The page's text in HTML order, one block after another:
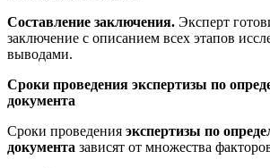
Составление заключения. Эксперт
заключение с описанием всех этапов
выводами.
Сроки проведения экспертизы по
документа
Сроки проведения экспертизы по
документа зависят от множества